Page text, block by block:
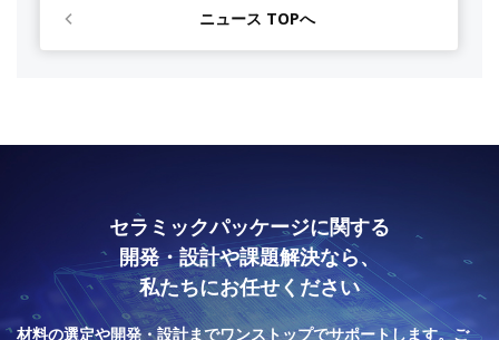
ニュース TOPへ
セラミックパッケージに関する
開発・設計や課題解決なら、
私たちにお任せください
材料の選定や開発・設計までワンストップでサポートします。ご